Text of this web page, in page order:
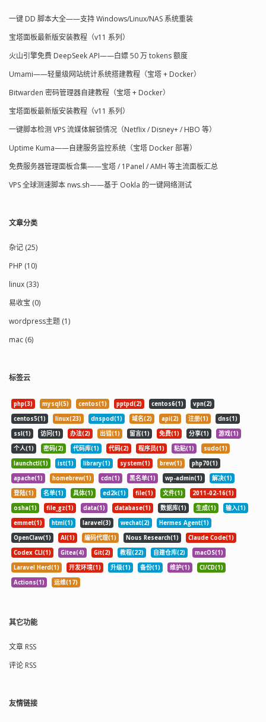
一键 DD 脚本大全——支持 Windows/Linux/NAS 系统重装
宝塔面板最新版安装教程（v11 系列）
火山引擎免费 DeepSeek API——白嫖 50 万 tokens 额度
Umami——轻量级网站统计系统搭建教程（宝塔 + Docker）
Bitwarden 密码管理器自建教程（宝塔 + Docker）
宝塔面板最新版安装教程（v11 系列）
一键脚本检测 VPS 流媒体解锁情况（Netflix / Disney+ / HBO 等）
Uptime Kuma——自建服务监控系统（宝塔 Docker 部署）
免费服务器管理面板合集——宝塔 / 1Panel / AMH 等主流面板汇总
VPS 全球测速脚本 nws.sh——基于 Ookla 的一键网络测试
文章分类
杂记 (25)
PHP (10)
linux (33)
易收宝 (0)
wordpress主题 (1)
mac (6)
标签云
php(3) mysql(5) centos(1) pptpd(2) centos6(1)
vpn(2)
centos5(1)
linux(23) dnspod(1) 域名(2) api(2) 注册(1)
dns(1)
ssl(1)
访问(1) 办法(2) 出错(1) 留言(1) 免费(1) 分享(1)
游戏(1)
个人(1)
密码(2) 代码库(1) 代码(2) 程序员(1) 粘贴(1)
sudo(1)
launchctl(1)
ist(1) library(1) system(1) brew(1)
php70(1)
apache(1)
homebrew(1) cdn(1) 黑名单(1) wp-admin(1)
解决(1)
登陆(1)
名单(1) 具体(1) ed2k(1) file(1) 文件(1)
2011-02-16(1)
osha(1)
file_gz(1) data(1) database(1) 数据库(1) 生成(1)
输入(1)
emmet(1)
html(1) laravel(3) wechat(2)
Hermes Agent(1)
OpenClaw(1)
AI(1) 编码代理(1) Nous Research(1)
Claude Code(1)
Codex CLI(1)
Gitea(4) Git(2) 教程(22) 自建仓库(2)
macOS(1)
Laravel Herd(1)
开发环境(1) 升级(1) 备份(1) 维护(1)
CI/CD(1)
Actions(1)
运维(17)
其它功能
文章 RSS
评论 RSS
友情链接